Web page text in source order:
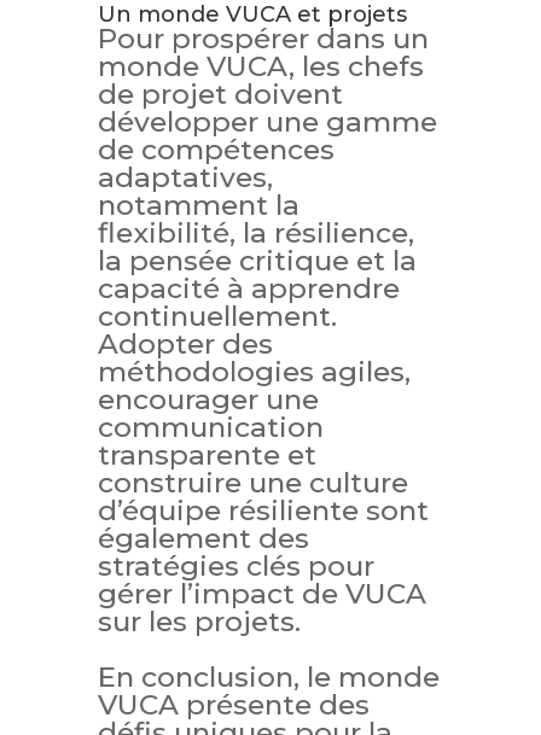
Un monde VUCA et projets
Pour prospérer dans un
monde VUCA, les chefs
de projet doivent
développer une gamme
de compétences
adaptatives,
notamment la
flexibilité, la résilience,
la pensée critique et la
capacité à apprendre
continuellement.
Adopter des
méthodologies agiles,
encourager une
communication
transparente et
construire une culture
d’équipe résiliente sont
également des
stratégies clés pour
gérer l’impact de VUCA
sur les projets.
En conclusion, le monde
VUCA présente des